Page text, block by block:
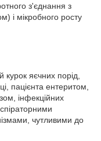
з'єднання з
і мікробного росту
яєчних порід,
пацієнта ентеритом,
інфекційних
чутливими до